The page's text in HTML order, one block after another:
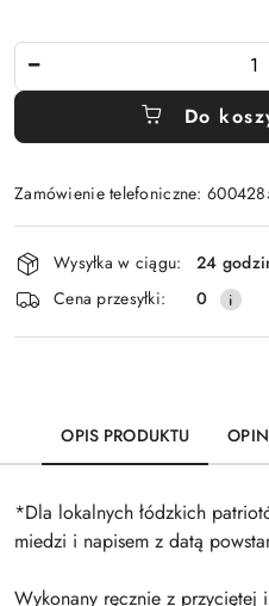
Do
Zamówienie telefoniczne:
Dostępność
i
dostawa
Wysyłka w ciągu:
24
Cena przesyłki:
0
OPIS PRODUKTU
*Dla lokalnych łódzkich
miedzi i napisem z datą
Wykonany ręcznie z przyciętej